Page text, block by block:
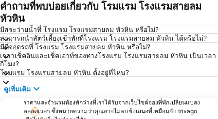
คำถามที่พบบ่อยเกี่ยวกับ โรมแรม โรงแรมสายลม
หัวหิน
มีสระว่ายน้ำที่ โรงแรม โรงแรมสายลม หัวหิน หรือไม่?
สามารถนำสัตว์เลี้ยงเข้าพักที่โรงแรม โรงแรมสายลม หัวหิน ได้หรือไม่?
มีที่จอดรถที่ โรงแรม โรงแรมสายลม หัวหิน หรือไม่?
เวลาเช็คอินและเช็คเอาท์ของทางโรงแรม โรงแรมสายลม หัวหิน เป็นเวลา
กี่โมง?
โรมแรม โรงแรมสายลม หัวหิน ตั้งอยู่ที่ไหน?
ดูเพิ่มเติม
ราคาและจำนวนห้องพักว่างที่เราได้รับจากเว็บไซต์จองที่พักเปลี่ยนแปลง
ตลอดเวลา ซึ่งหมายความว่าคุณอาจไม่พบข้อเสนอที่เหมือนกับ trivago